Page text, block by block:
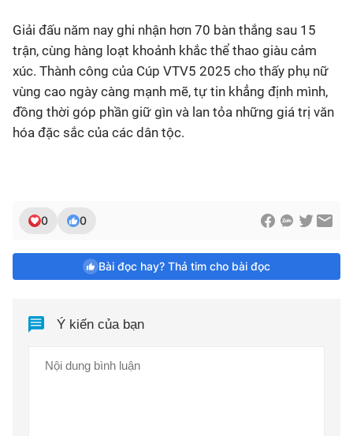
Giải đấu năm nay ghi nhận hơn 70 bàn thắng sau 15
trận, cùng hàng loạt khoảnh khắc thể thao giàu cảm
xúc. Thành công của Cúp VTV5 2025 cho thấy phụ nữ
vùng cao ngày càng mạnh mẽ, tự tin khẳng định mình,
đồng thời góp phần giữ gìn và lan tỏa những giá trị văn
hóa đặc sắc của các dân tộc.
0 0
Bài đọc hay? Thả tim cho bài đọc
Ý kiến của bạn